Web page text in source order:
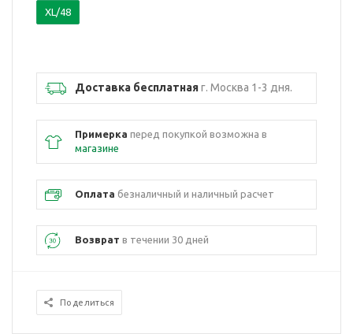
XL/48
Доставка бесплатнаяг. Москва 1-3 дня.
Примерка перед покупкой возможна в
магазине
Оплата безналичный и наличный расчет
Возврат в течении 30 дней
Поделиться